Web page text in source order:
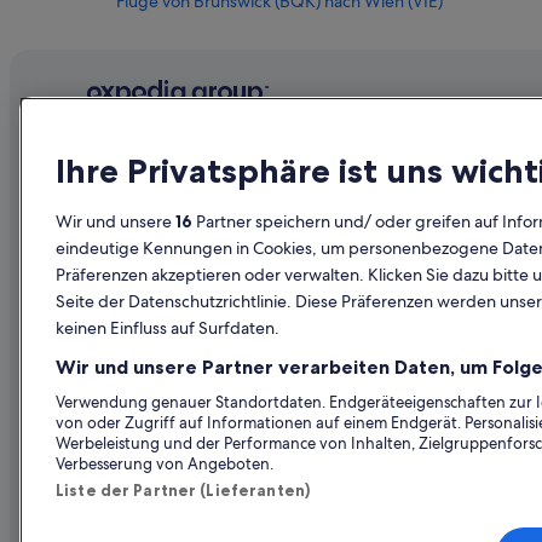
Flüge von Kopenhagen (CPH) nach Wien (VIE)
Flüge von Cincinnati (CVG) nach Wien (VIE)
Flüge von Dhaka (DAC) nach Wien (VIE)
Flüge von Darwin (DRW) nach Wien (VIE)
Flüge von Düsseldorf (DUS) nach Wien (VIE)
Flüge von Enschede (ENS) nach Wien (VIE)
Flüge von Faro (FAO) nach Wien (VIE)
Flüge von Patras (GPA) nach Wien (VIE)
Flüge von Grand Rapids (GRR) nach Wien (VIE)
Unternehmen
Unterkunft registrieren
Partnerschaften
Erkunden
Reiseführer
Alle
Ihre Privatsphäre ist uns
Wir und unsere16 Partner speichern und/ oder greifen auf
eindeutige Kennungen in Cookies, um personenbezogene
Präferenzen akzeptieren oder verwalten. Klicken Sie dazu bitte
Seite der Datenschutzrichtlinie. Diese Präferenzen werden
keinen Einfluss auf Surfdaten.
Wir und unsere Partner verarbeiten Daten, um
Verwendung genauer Standortdaten. Endgeräteeigenschaften
von oder Zugriff auf Informationen auf einem Endgerät.
Werbeleistung und der Performance von Inhalten,
Verbesserung von Angeboten.
Liste der Partner (Lieferanten)